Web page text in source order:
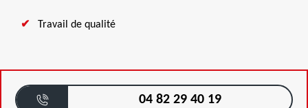
Travail de qualité
04 82 29 40 19